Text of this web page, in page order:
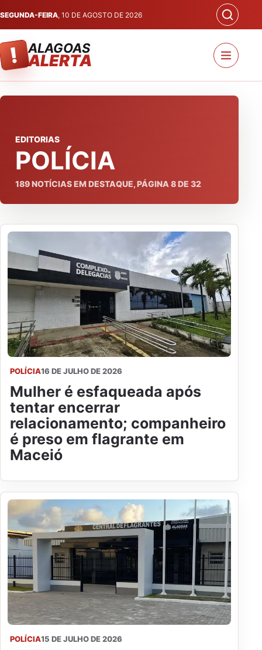
SEGUNDA-FEIRA, 10 DE AGOSTO DE 2026
! ALAGOAS
ALERTA
EDITORIAS
POLÍCIA
189NOTÍCIAS EM DESTAQUE, PÁGINA 8DE 32
POLÍCIA16 DE JULHO DE 2026
Mulher é esfaqueada após
tentar encerrar
relacionamento; companheiro
é preso em flagrante em
Maceió
POLÍCIA15 DE JULHO DE 2026